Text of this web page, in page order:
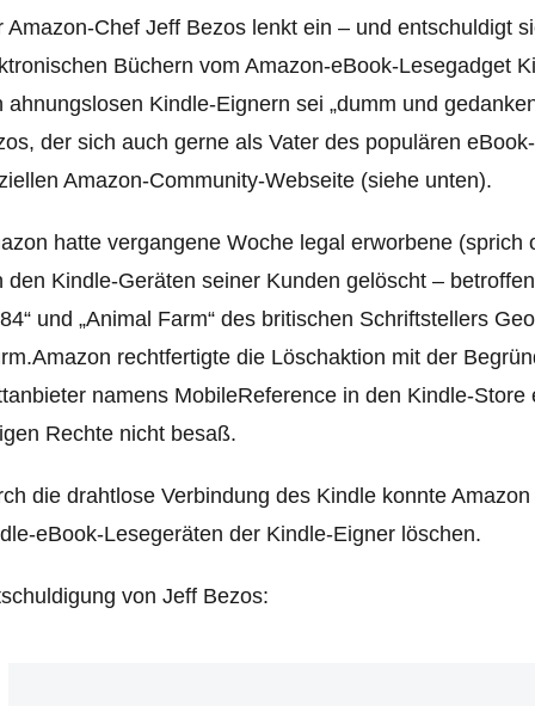
Amazon-Chef Jeff Bezos lenkt ein – und entschuldigt
Büchern vom Amazon-eBook-Lesegadget
ahnungslosen Kindle-Eignern sei „dumm und
der sich auch gerne als Vater des populären
Amazon-Community-Webseite (siehe unten).
hatte vergangene Woche legal erworbene
den Kindle-Geräten seiner Kunden gelöscht –
und „Animal Farm“ des britischen Schriftstellers
Amazon rechtfertigte die Löschaktion mit der
namens MobileReference in den Kindle-
Rechte nicht besaß.
die drahtlose Verbindung des Kindle konnte
eBook-Lesegeräten der Kindle-Eigner löschen.
von Jeff Bezos: